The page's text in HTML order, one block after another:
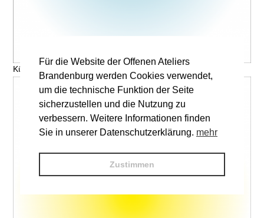
Künstler, Titel © V. Name
Für die Website der Offenen Ateliers
Brandenburg werden Cookies verwendet,
um die technische Funktion der Seite
sicherzustellen und die Nutzung zu
verbessern. Weitere Informationen finden
Sie in unserer Datenschutzerklärung. mehr
Zustimmen